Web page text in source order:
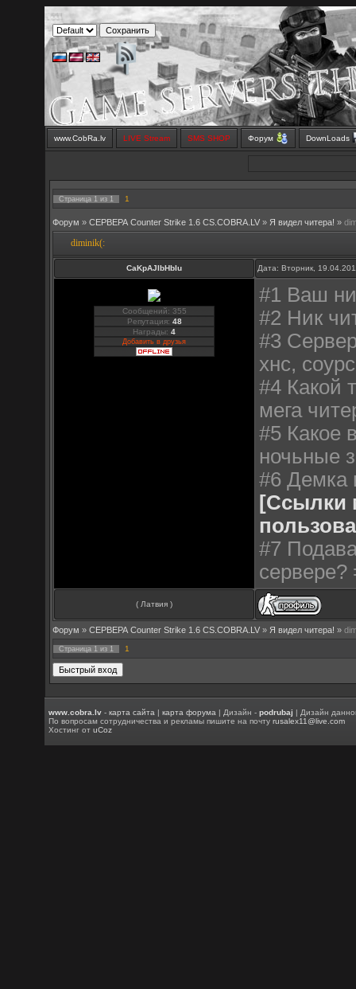
www.CobRa.lv LIVE Stream SMS SHOP Форум DownLoads
Страница 1 из 1 1
Форум » СЕРВЕРА Counter Strike 1.6 CS.COBRA.LV » Я видел читера! »
diminik(:
CaKpAJIbHbIu Дата: Вторник,
Сообщений: 355
Репутация: 48
Награды:4
Добавить в друзья
#1 Ваш
#2 Ник
#3
хнс,
#4 Какой
мега
#5 Какое
ночьные
#6 Демка
[Ссылки
#7
сервере?
( Латвия )
Форум » СЕРВЕРА Counter Strike 1.6 CS.COBRA.LV » Я видел читера! »
Страница 1 из 1 1
www.cobra.lv -карта сайта |карта форума | Дизайн -podrubaj | Дизайн
По вопросам сотрудничества и рекламы пишите на почтуrusalex11@live.com
Хостинг отuCoz